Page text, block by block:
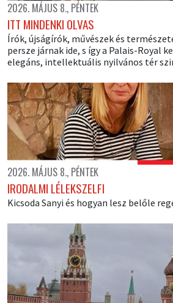
2026. MÁJUS 8., PÉNTEK
ITT MINDENKI OLVAS
Írók, újságírók, művészek és
persze járnak ide, s így a Palais-Royal
elegáns, intellektuális nyilvános tér
2026. MÁJUS 8., PÉNTEK
IRODALMI LÉLEKSZELFI
Kicsoda Sanyi és hogyan lesz belőle